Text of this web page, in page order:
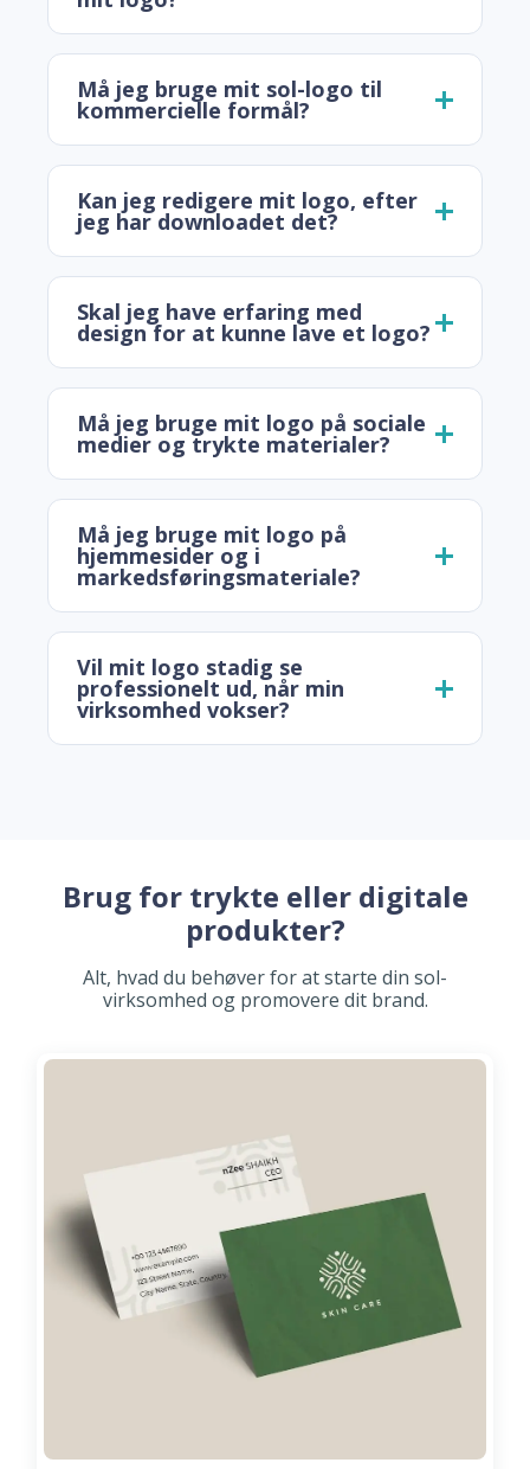
Må jeg bruge mit sol-logo til
kommercielle formål?
Kan jeg redigere mit logo, efter
jeg har downloadet det?
Skal jeg have erfaring med
design for at kunne lave et logo?
Må jeg bruge mit logo på sociale
medier og trykte materialer?
Må jeg bruge mit logo på
hjemmesider og i
markedsføringsmateriale?
Vil mit logo stadig se
professionelt ud, når min
virksomhed vokser?
Brug for trykte eller digitale
produkter?
Alt, hvad du behøver for at starte din sol-
virksomhed og promovere dit brand.